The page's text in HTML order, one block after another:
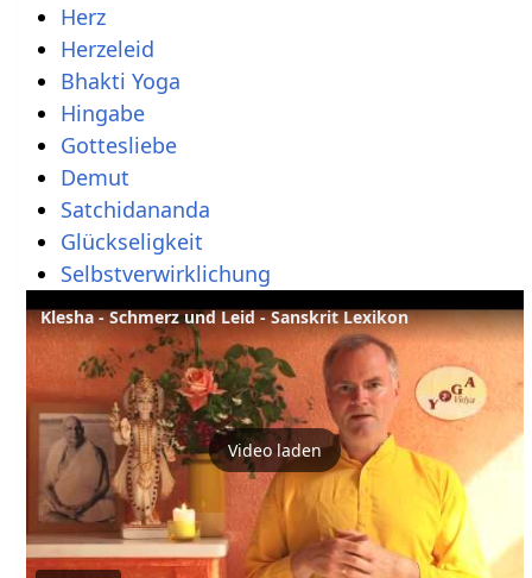
Herz
Herzeleid
Bhakti Yoga
Hingabe
Gottesliebe
Demut
Satchidananda
Glückseligkeit
Selbstverwirklichung
Klesha - Schmerz und Leid - Sanskrit Lexikon
Video laden